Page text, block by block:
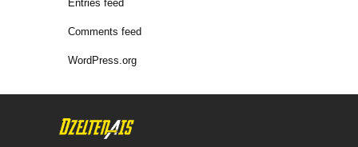
Entries feed
Comments feed
WordPress.org